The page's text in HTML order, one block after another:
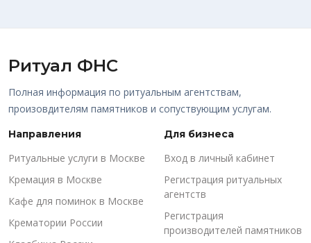
Ритуал ФНС
Полная информация по ритуальным агентствам,
произовдителям памятников и сопуствующим услугам.
Направления
Ритуальные услуги в Москве
Кремация в Москве
Кафе для поминок в Москве
Крематории России
Для бизнеса
Вход в личный кабинет
Регистрация ритуальных
агентств
Регистрация
производителей памятников